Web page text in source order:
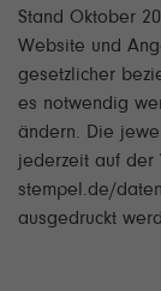
Stand Oktober
Website und
gesetzlicher
es notwendig
ändern. Die
jederzeit auf der
stempel.de/
ausgedruckt